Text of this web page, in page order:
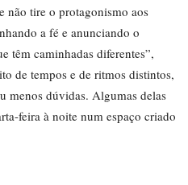
não tire o protagonismo aos
a fé e anunciando o
têm caminhadas diferentes”,
de tempos e de ritmos distintos,
menos dúvidas. Algumas delas
feira à noite num espaço criado